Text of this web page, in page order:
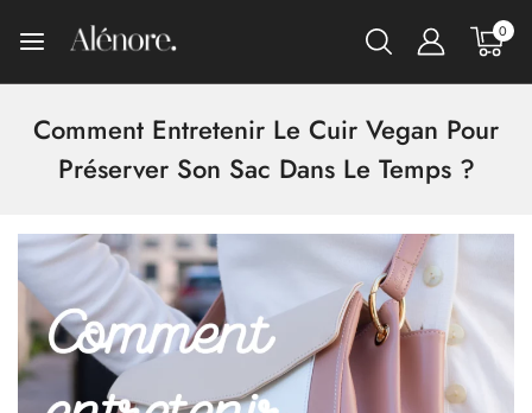
0
Comment Entretenir Le Cuir Vegan Pour
Préserver Son Sac Dans Le Temps ?